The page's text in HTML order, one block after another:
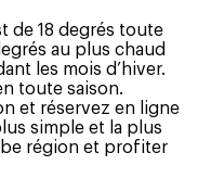
de 18 degrés toute
au plus chaud
les mois d’hiver.
toute saison.
et réservez en ligne
simple et la plus
région et profiter